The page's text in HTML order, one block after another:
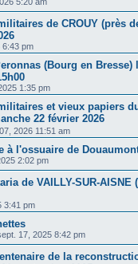
de CROUY (près
6:43 pm
(Bourg en Bresse)
1:35 pm
et vieux papiers
22 février 2026
2026 11:51 am
à l'ossuaire de
2:02 pm
de VAILLY-SUR-AISNE
3:41 pm
17, 2025 8:42 pm
de la